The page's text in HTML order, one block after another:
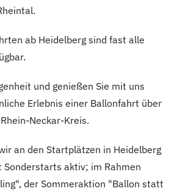
ab Heidelberg sind fast alle
und genießen Sie mit uns
Erlebnis einer Ballonfahrt über
Neckar-Kreis.
an den Startplätzen in Heidelberg
Sonderstarts aktiv; im Rahmen
der Sommeraktion "Ballon statt